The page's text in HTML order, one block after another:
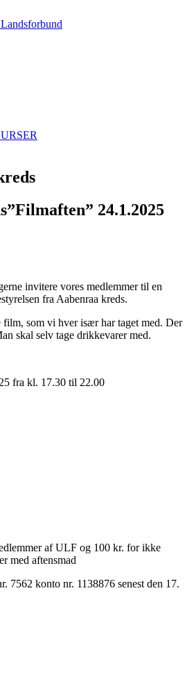
24.1.2025
invitere vores medlemmer til en
fra Aabenraa kreds.
som vi hver især har taget med. Der
skal selv tage drikkevarer med.
fra kl. 17.30 til 22.00
af ULF og 100 kr. for ikke
med aftensmad
7562 konto nr. 1138876 senest den 17.